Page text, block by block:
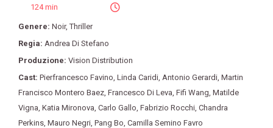
124 min
Genere: Noir,Thriller
Regia: Andrea Di Stefano
Produzione: Vision Distribution
Cast: Pierfrancesco Favino Linda Caridi Antonio Gerardi Martin
Francisco Montero Baez Francesco Di Leva Fifi Wang Matilde
Vigna Katia Mironova Carlo Gallo Fabrizio Rocchi Chandra
Perkins Mauro Negri Pang Bo Camilla Semino Favro